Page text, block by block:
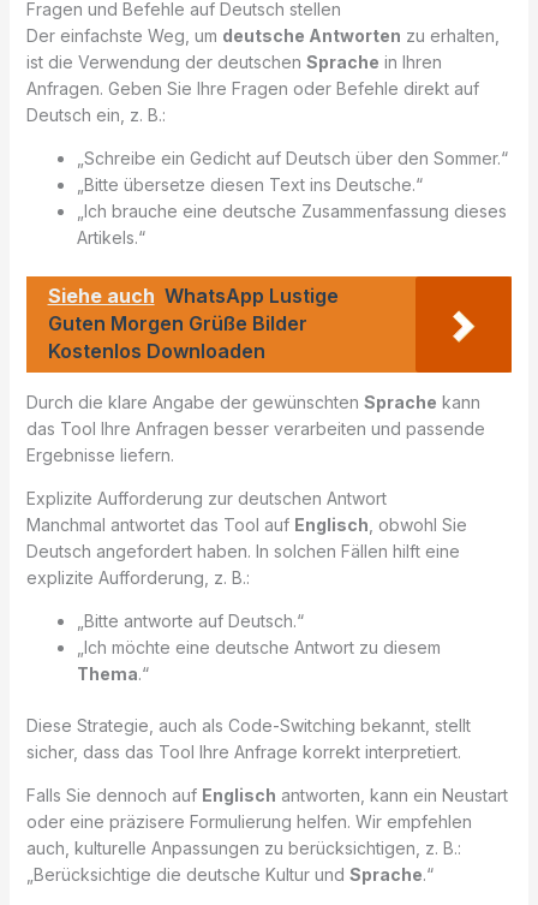
Fragen und Befehle auf Deutsch stellen
Der einfachste Weg, um deutsche Antworten zu erhalten,
ist die Verwendung der deutschen Sprache in Ihren
Anfragen. Geben Sie Ihre Fragen oder Befehle direkt auf
Deutsch ein, z. B.:
„Schreibe ein Gedicht auf Deutsch über den Sommer.“
„Bitte übersetze diesen Text ins Deutsche.“
„Ich brauche eine deutsche Zusammenfassung dieses
Artikels.“
Siehe auch WhatsApp Lustige
Guten Morgen Grüße Bilder
Kostenlos Downloaden
Durch die klare Angabe der gewünschten Sprache kann
das Tool Ihre Anfragen besser verarbeiten und passende
Ergebnisse liefern.
Explizite Aufforderung zur deutschen Antwort
Manchmal antwortet das Tool auf Englisch , obwohl Sie
Deutsch angefordert haben. In solchen Fällen hilft eine
explizite Aufforderung, z. B.:
„Bitte antworte auf Deutsch.“
„Ich möchte eine deutsche Antwort zu diesem
Thema.“
Diese Strategie, auch als Code-Switching bekannt, stellt
sicher, dass das Tool Ihre Anfrage korrekt interpretiert.
Falls Sie dennoch auf Englisch antworten, kann ein Neustart
oder eine präzisere Formulierung helfen. Wir empfehlen
auch, kulturelle Anpassungen zu berücksichtigen, z. B.:
„Berücksichtige die deutsche Kultur und Sprache.“